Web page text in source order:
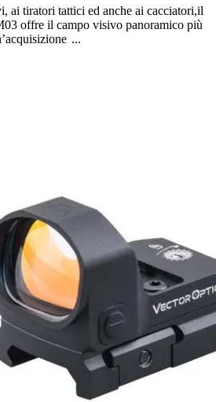
ai tiratori tattici ed anche ai cacciatori,il
offre il campo visivo panoramico più
...